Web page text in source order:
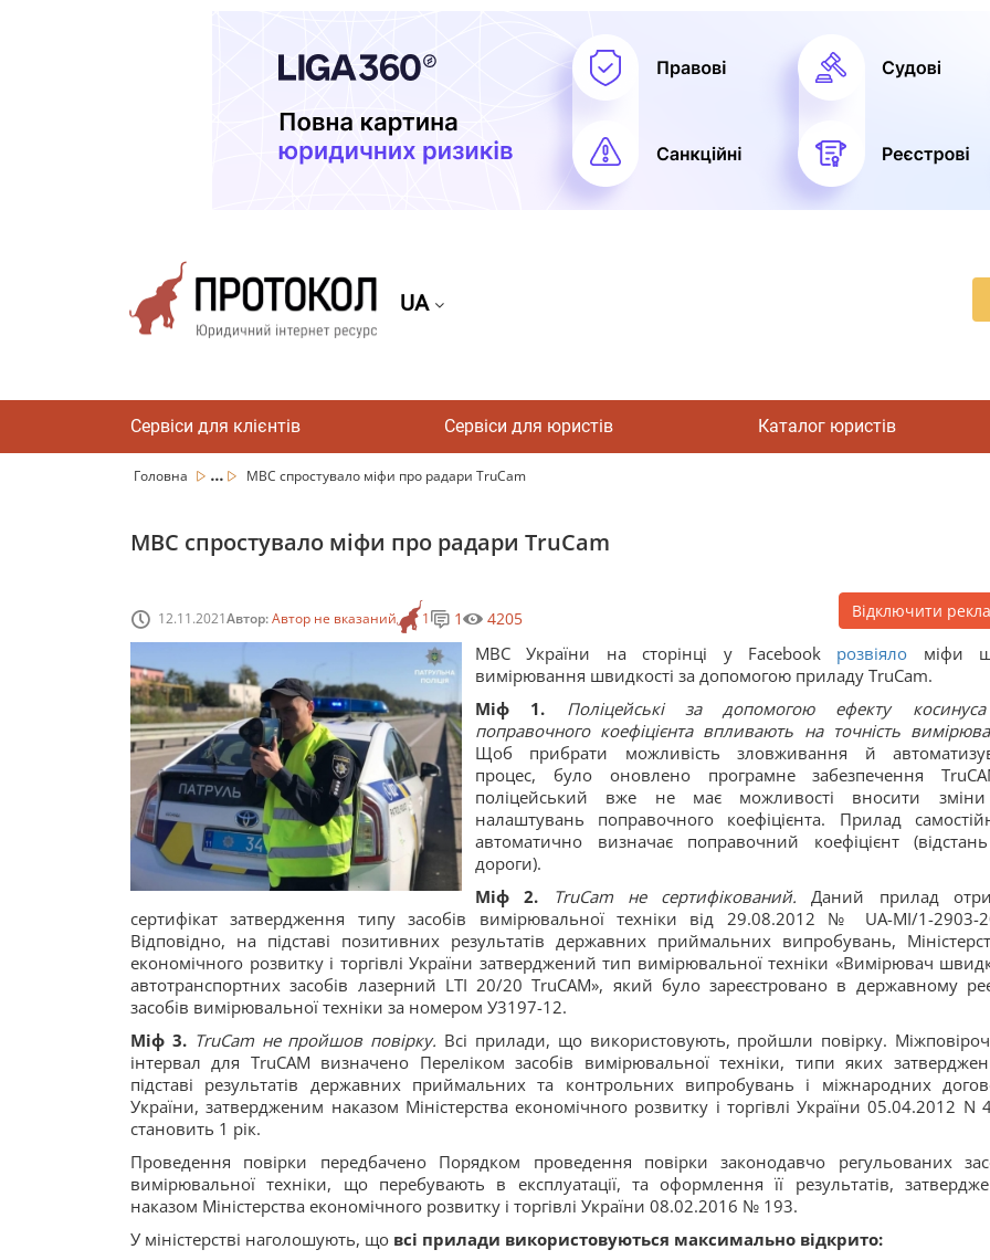
UA
Сервіси для клієнтів Сервіси для юристів Каталог юристів
Головна ... МВС спростувало міфи про радари TruCam
МВС спростувало міфи про радари TruCam
12.11.2021Автор:Автор не вказаний 1 1 4205 Відключити
МВС України на сторінці у Facebook розвіяло міфи
вимірювання швидкості за допомогою приладу TruCam.
Міф 1.
Поліцейські за допомогою ефекту
поправочного коефіцієнта впливають на точність
Щоб прибрати можливість зловживання й
процес, було оновлено програмне забезпечення
поліцейський вже не має можливості вносити
налаштувань поправочного коефіцієнта. Прилад
автоматично визначає поправочний коефіцієнт
дороги).
Міф 2.
TruCam не сертифікований. Даний прилад
сертифікат затвердження типу засобів вимірювальної техніки від 29.08.2012 № UA-MI/1-2903-
Відповідно, на підставі позитивних результатів державних приймальних випробувань,
економічного розвитку і торгівлі України затверджений тип вимірювальної техніки «Вимірювач
автотранспортних засобів лазерний LTI 20/20 TruCAM», який було зареєстровано в державному
засобів вимірювальної техніки за номером У3197-12.
Міф 3. TruCam не пройшов повірку. Всі прилади, що використовують, пройшли повірку.
інтервал для TruCAM визначено Переліком засобів вимірювальної техніки, типи яких
підставі результатів державних приймальних та контрольних випробувань і міжнародних
України, затвердженим наказом Міністерства економічного розвитку і торгівлі України 05.04.2012 N
становить 1 рік.
Проведення повірки передбачено Порядком проведення повірки законодавчо регульованих
вимірювальної техніки, що перебувають в експлуатації, та оформлення її результатів,
наказом Міністерства економічного розвитку і торгівлі України 08.02.2016 № 193.
У міністерстві наголошують, що всі прилади використовуються максимально відкрито: